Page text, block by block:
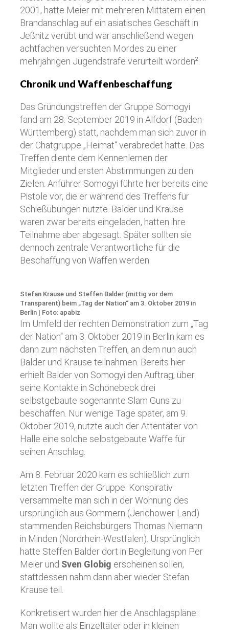
2001, hatte Meier mit mehreren Mittätern einen
Brandanschlag auf ein asiatisches Geschäft in
Jeßnitz verübt und war anschließend wegen
achtfachen versuchten Mordes zu einer
mehrjährigen Jugendstrafe verurteilt worden2
Chronik und Waffenbeschaffung
Das Gründungstreffen der Gruppe Somogyi
fand am 28. September 2019 in Alfdorf (Baden-
Württemberg) statt, nachdem man sich zuvor in
der Chatgruppe „Heimat“ verabredet hatte. Das
Treffen diente dem Kennenlernen der
Mitglieder und ersten Abstimmungen zu den
Zielen. Anführer Somogyi führte hier bereits eine
Pistole vor, die er während des Treffens für
Schießübungen nutzte. Balder und Krause
waren zwar bereits eingeladen, hatten ihre
Teilnahme aber abgesagt. Später sollten sie
dennoch zentrale Verantwortliche für die
Beschaffung von Waffen werden.
Stefan Krause und Steffen Balder (mittig vor dem
Transparent) beim „Tag der Nation“ am 3. Oktober 2019 in
Berlin | Foto: apabiz
Im Umfeld der rechten Demonstration zum „Tag
der Nation“ am 3. Oktober 2019 in Berlin kam es
dann zum nächsten Treffen, an dem nun auch
Balder und Krause teilnahmen. Bereits hier
erhielt Balder von Somogyi den Auftrag, über
seine Kontakte in Schönebeck drei
selbstgebaute sogenannte Slam Guns zu
beschaffen. Nur wenige Tage später, am 9.
Oktober 2019, nutzte auch der Attentäter von
Halle eine solche selbstgebaute Waffe für
seinen Anschlag.
Am 8. Februar 2020 kam es schließlich zum
letzten Treffen der Gruppe. Konspirativ
versammelte man sich in der Wohnung des
ursprünglich aus Gommern (Jerichower Land)
stammenden Reichsbürgers Thomas Niemann
in Minden (Nordrhein-Westfalen). Ursprünglich
hatte Steffen Balder dort in Begleitung von Per
Meier und Sven Globig erscheinen sollen,
stattdessen nahm dann aber wieder Stefan
Krause teil.
Konkretisiert wurden hier die Anschlagspläne:
Man wollte als Einzeltäter oder in kleinen